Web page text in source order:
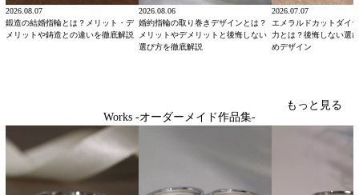
2026.08.07
鍛造の結婚指輪とは？メリット・デ
メリットや鋳造との違いを徹底解説
2026.08.06
婚約指輪の取り巻きデザインとは？
メリットやデメリットと後悔しない
選び方を徹底解説
2026.07.07
エメラルドカットダイ
力とは？後悔しない選
めデザイン
Works -オーダーメイド作品集-
もっと見る